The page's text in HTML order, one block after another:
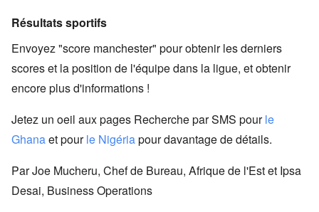
Résultats sportifs
Envoyez "score manchester" pour obtenir les derniers
scores et la position de l'équipe dans la ligue, et obtenir
encore plus d'informations !
Jetez un oeil aux pages Recherche par SMS pourle
Ghanaet pourle Nigériapour davantage de détails.
Par Joe Mucheru, Chef de Bureau, Afrique de l'Est et Ipsa
Desai, Business Operations